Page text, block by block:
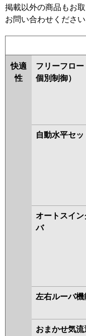
日立
パナソニック
三菱重工
掲載以外の商品もお
お問い合わせください
快適
性
フリーフロー
個別制御）
自動水平セ
オートスイ
バ
左右ルーバ機
おまかせ気流